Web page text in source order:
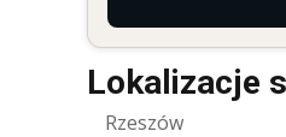
Lokalizacje
Rzeszów